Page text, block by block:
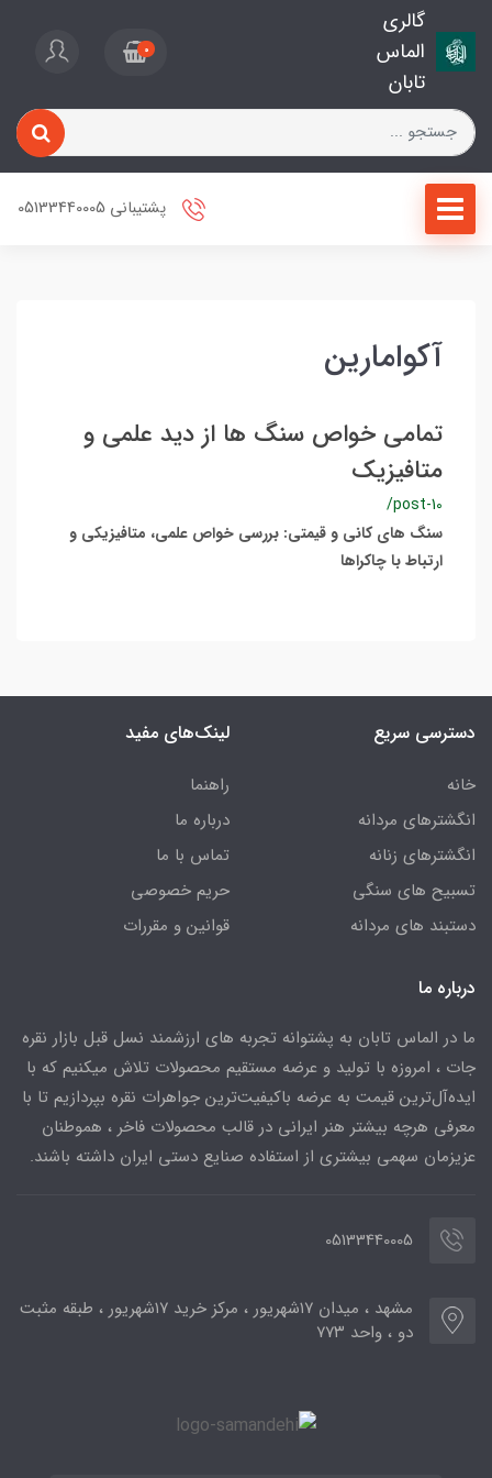
گالری
الماس
تابان
0
پشتیبانی 05133440005
آکوامارین
تمامی خواص سنگ ها از دید علمی و
متافیزیک
/post-10
سنگ های کانی و قیمتی: بررسی خواص علمی، متافیزیکی و
ارتباط با چاکراها
دسترسی سریع
خانه
انگشترهای مردانه
انگشترهای زنانه
تسبیح های سنگی
دستبند های مردانه
لینک‌های مفید
راهنما
درباره ما
تماس با ما
حریم خصوصی
قوانین و مقررات
درباره ما
ما در الماس تابان به پشتوانه تجربه های ارزشمند نسل قبل بازار نقره
جات ، امروزه با تولید و عرضه مستقیم محصولات تلاش میکنیم که با
ایده‌آل‌ترین قیمت به عرضه باکیفیت‌ترین جواهرات نقره بپردازیم تا با
معرفی هرچه بیشتر هنر ایرانی در قالب محصولات فاخر ، هموطنان
عزیزمان سهمی بیشتری از استفاده صنایع دستی ایران داشته باشند.
05133440005
مشهد ، میدان ۱۷شهریور ، مرکز خرید ۱۷شهریور ، طبقه مثبت
دو ، واحد ۷۷۳